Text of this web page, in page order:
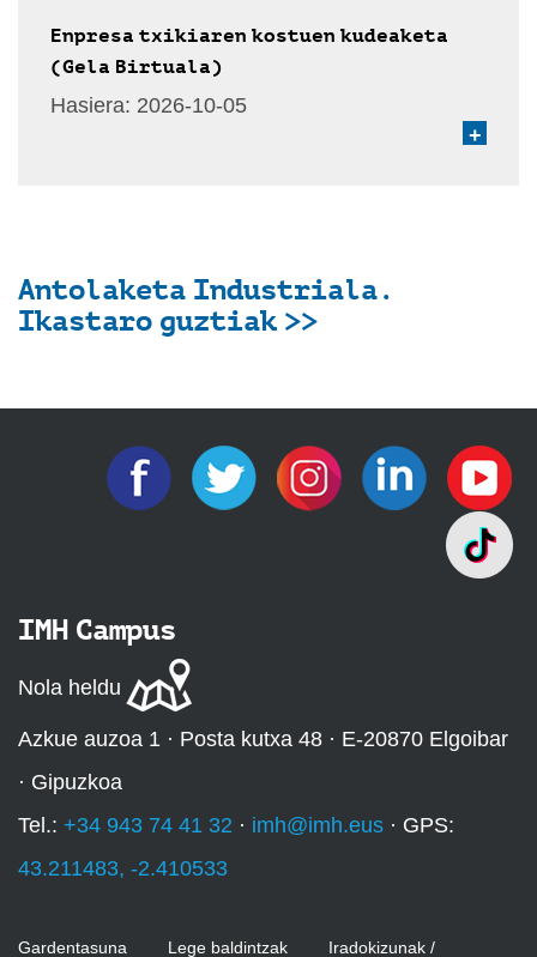
Enpresa txikiaren kostuen kudeaketa
(Gela Birtuala)
Hasiera: 2026-10-05
+
Antolaketa Industriala.
Ikastaro guztiak >>
IMH Campus
Nola heldu
Azkue auzoa 1 · Posta kutxa 48 · E-20870 Elgoibar
· Gipuzkoa
Tel.: +34 943 74 41 32 · imh@imh.eus · GPS:
43.211483, -2.410533
Gardentasuna Lege baldintzak Iradokizunak /